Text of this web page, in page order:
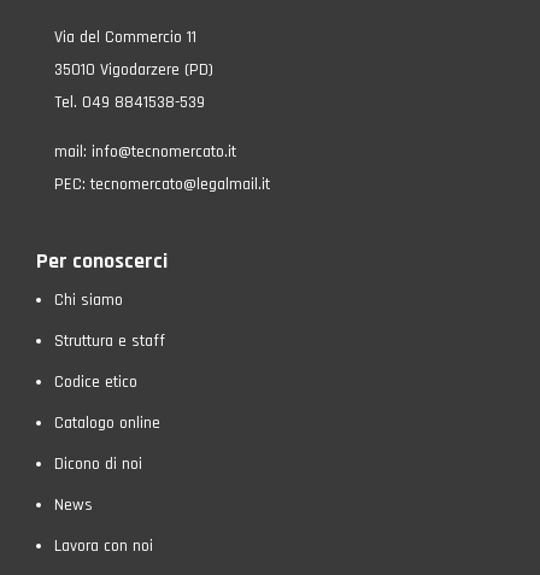
Via del Commercio 11
35010 Vigodarzere (PD)
Tel. 049 8841538-539
mail: info@tecnomercato.it
PEC:tecnomercato@legalmail.it
Per conoscerci
Chi siamo
Struttura e staff
Codice etico
Catalogo online
Dicono di noi
News
Lavora con noi